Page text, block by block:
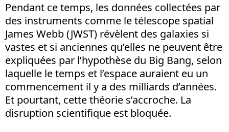
Pendant ce temps, les données collectées par
des instruments comme le télescope spatial
James Webb (JWST) révèlent des galaxies si
vastes et si anciennes qu’elles ne peuvent être
expliquées par l’hypothèse du Big Bang, selon
laquelle le temps et l’espace auraient eu un
commencement il y a des milliards d’années.
Et pourtant, cette théorie s’accroche. La
disruption scientifique est bloquée.